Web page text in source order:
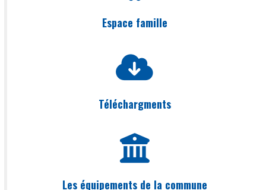
Espace famille
Téléchargments
Les équipements de la commune